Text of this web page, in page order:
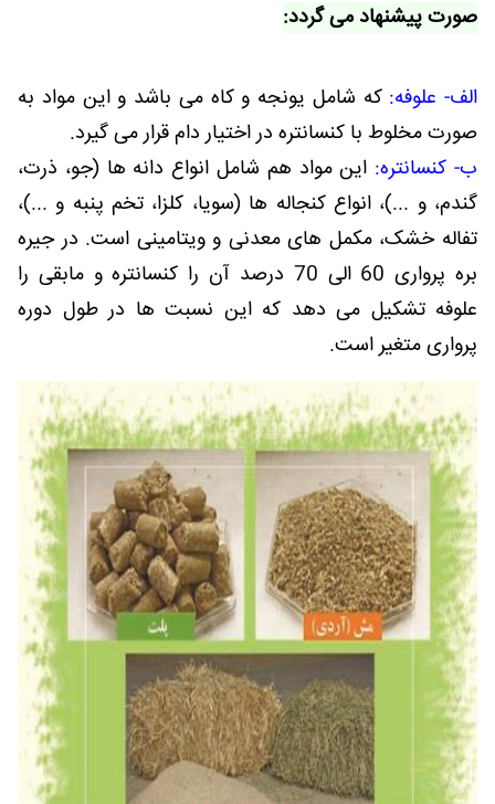
صورت پیشنهاد می گردد:
الف- علوفه: که شامل یونجه و کاه می باشد و این مواد به
صورت مخلوط با کنسانتره در اختیار دام قرار می گیرد.
ب- کنسانتره: این مواد هم شامل انواع دانه ها (جو، ذرت،
گندم، و ...)، انواع کنجاله ها (سویا، کلزا، تخم پنبه و ...)،
تفاله خشک، مکمل های معدنی و ویتامینی است. در جیره
بره پرواری 60 الی 70 درصد آن را کنسانتره و مابقی را
علوفه تشکیل می دهد که این نسبت ها در طول دوره
پرواری متغیر است.